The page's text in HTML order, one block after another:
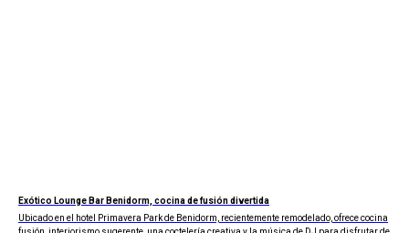
Exótico Lounge Bar Benidorm, cocina de fusión divertida
Ubicado en el hotel Primavera Park de Benidorm, recientemente remodelado, ofrece cocina